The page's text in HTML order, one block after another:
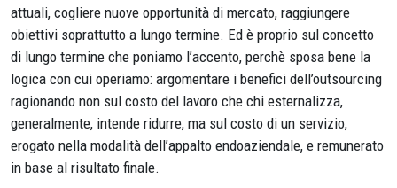
attuali, cogliere nuove opportunità di mercato, raggiungere
obiettivi soprattutto a lungo termine. Ed è proprio sul concetto
di lungo termine che poniamo l’accento, perchè sposa bene la
logica con cui operiamo: argomentare i benefici dell’outsourcing
ragionando non sul costo del lavoro che chi esternalizza,
generalmente, intende ridurre, ma sul costo di un servizio,
erogato nella modalità dell’appalto endoaziendale, e remunerato
in base al risultato finale.